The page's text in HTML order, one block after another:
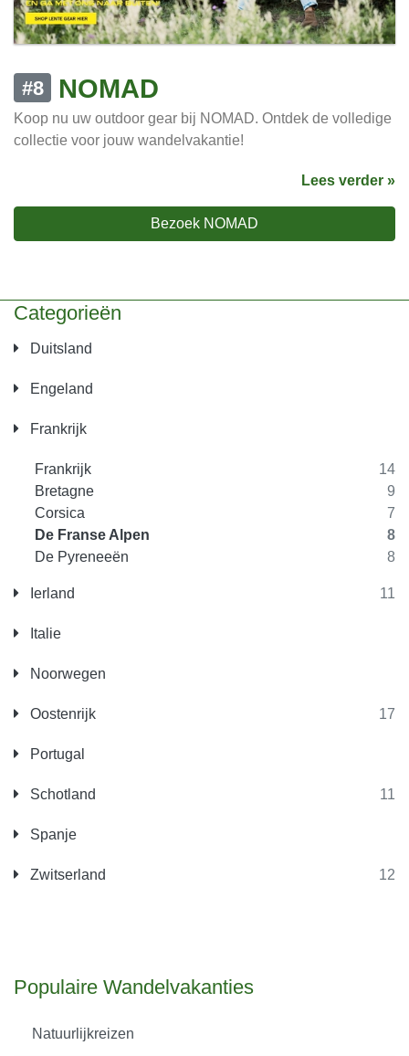
Categorieën
Duitsland
Engeland
Frankrijk
Frankrijk
14
Bretagne
9
Corsica
7
De Franse Alpen
8
De Pyreneeën
8
Ierland 11
Italie
Noorwegen
Oostenrijk 17
Portugal
Schotland 11
Spanje
Zwitserland 12
Populaire Wandelvakanties
Natuurlijkreizen
#8 NOMAD
Koop nu uw outdoor gear bij NOMAD. Ontdek de volledige
collectie voor jouw wandelvakantie!
Lees verder »
Bezoek NOMAD